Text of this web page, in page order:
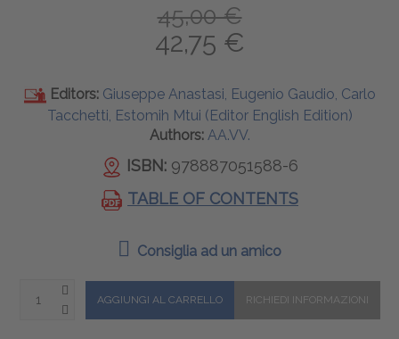
45,00 €
42,75 €
Editors: Giuseppe Anastasi, Eugenio Gaudio, Carlo
Tacchetti, Estomih Mtui (Editor English Edition)
Authors: AA.VV.
ISBN: 978887051588-6
TABLE OF CONTENTS
Consiglia ad un amico